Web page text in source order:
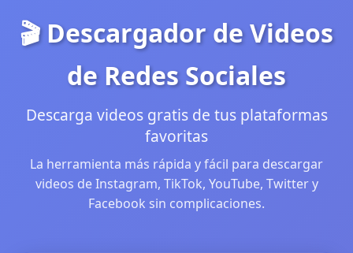
🎬 Descargador de Videos
de Redes Sociales
Descarga videos gratis de tus plataformas
favoritas
La herramienta más rápida y fácil para descargar
videos de Instagram, TikTok, YouTube, Twitter y
Facebook sin complicaciones.